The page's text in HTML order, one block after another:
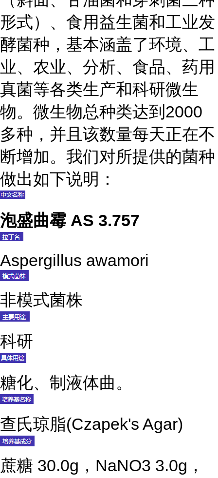
形式）、食用益生菌和工业发
酵菌种，基本涵盖了环境、工
业、农业、分析、食品、药用
真菌等各类生产和科研微生
物。微生物总种类达到2000
多种，并且该数量每天正在不
断增加。我们对所提供的菌种
做出如下说明：
泡盛曲霉 AS 3.757
Aspergillus awamori
非模式菌株
科研
糖化、制液体曲。
查氏琼脂(Czapek's Agar)
蔗糖 30.0g，NaNO3 3.0g，